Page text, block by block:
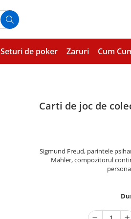
Seturi de poker Zaruri Cum
Carti de joc de
Sigmund Freud, parintele
Mahler, compozitorul